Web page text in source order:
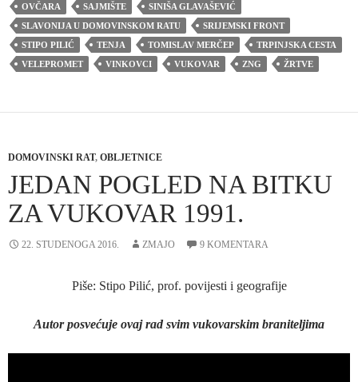
OVČARA
SAJMIŠTE
SINIŠA GLAVAŠEVIĆ
SLAVONIJA U DOMOVINSKOM RATU
SRIJEMSKI FRONT
STIPO PILIĆ
TENJA TOMISLAV MERČEP
TRPINJSKA CESTA
VELEPROMET
VINKOVCI VUKOVAR ZNG ŽRTVE
DOMOVINSKI RAT, OBLJETNICE
JEDAN POGLED NA BITKU
ZA VUKOVAR 1991.
22. STUDENOGA 2016. ZMAJO 9 KOMENTARA
Piše: Stipo Pilić, prof. povijesti i geografije
Autor posvećuje ovaj rad svim vukovarskim braniteljima